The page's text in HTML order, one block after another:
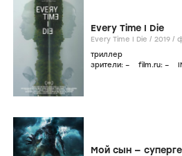
Every Time I Die
Every Time I Die / 2019 /
триллер
зрители: – film.ru: –
Мой сын —